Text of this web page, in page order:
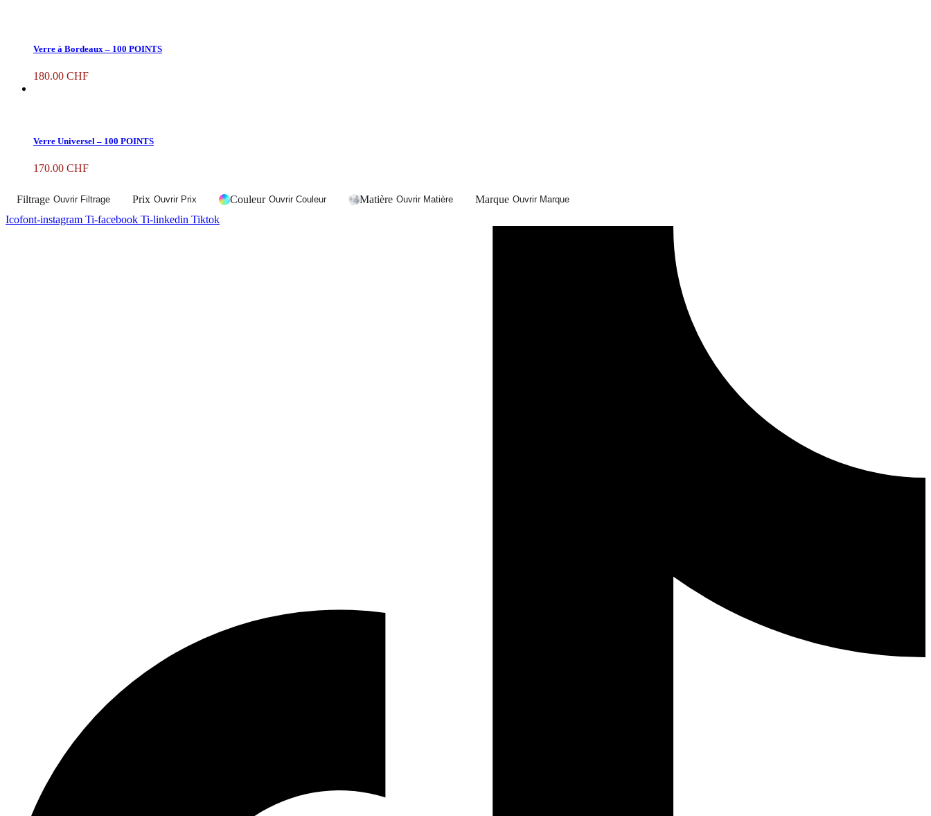
Verre à Bordeaux – 100 POINTS
180.00 CHF
Verre Universel – 100 POINTS
170.00 CHF
Filtrage Ouvrir Filtrage Prix Ouvrir Prix Couleur Ouvrir Couleur Matière Ouvrir Matière Marque Ouvrir Marque
Icofont-instagram Ti-facebook Ti-linkedin Tiktok